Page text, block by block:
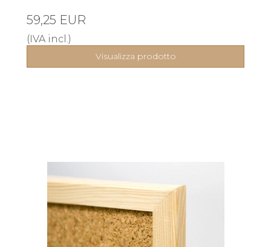
59,25 EUR
(IVA incl.)
Visualizza prodotto